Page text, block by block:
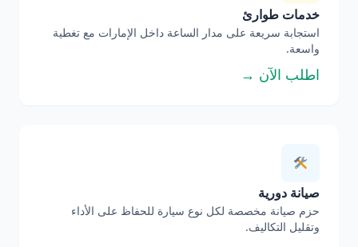
خدمات طوارئ
استجابة سريعة على مدار الساعة داخل الإمارات مع تغطية
واسعة.
اطلب الآن →
صيانة دورية
حزم صيانة مخصصة لكل نوع سيارة للحفاظ على الأداء
وتقليل التكاليف.